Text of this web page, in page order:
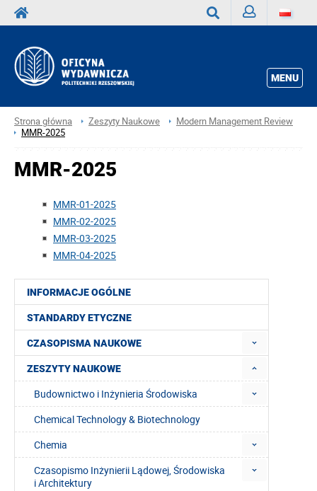
MENU
Strona główna Zeszyty Naukowe
Modern Management Review
MMR-2025
INFORMACJE OGÓLNE
STANDARDY ETYCZNE
CZASOPISMA NAUKOWE
ZESZYTY NAUKOWE
Budownictwo i Inżynieria Środowiska
Chemical Technology & Biotechnology
Chemia
Czasopismo Inżynierii Lądowej, Środowiska
i Architektury
MMR-2025
MMR-01-2025
MMR-02-2025
MMR-03-2025
MMR-04-2025